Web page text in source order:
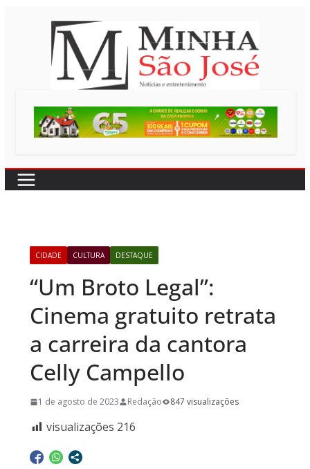
CIDADE CULTURA DESTAQUE
“Um Broto Legal”:
Cinema gratuito retrata
a carreira da cantora
Celly Campello
1 de agosto de 2023 Redação 847 visualizações
visualizações 216